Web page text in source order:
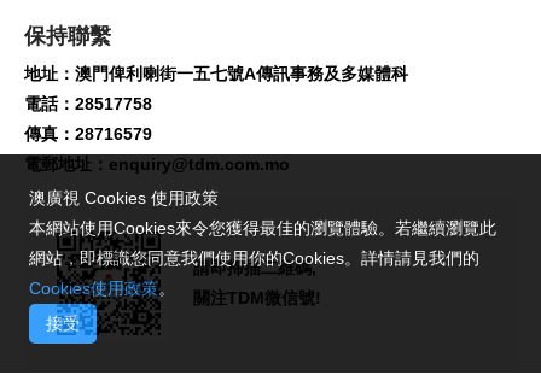
保持聯繫
地址：澳門俾利喇街一五七號A傳訊事務及多媒體科
電話：28517758
傳真：28716579
電郵地址： enquiry@tdm.com.mo
請即掃描二維碼,
關注TDM微信號!
澳廣視 Cookies 使用政策
本網站使用Cookies來令您獲得最佳的瀏覽體驗。若繼續瀏覽此
網站，即標識您同意我們使用你的Cookies。詳情請見我們的
Cookies使用政策。
接受